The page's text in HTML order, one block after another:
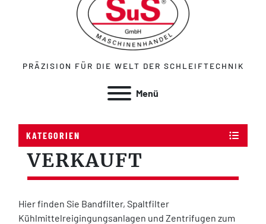
PRÄZISION FÜR DIE WELT DER SCHLEIFTECHNIK
Menü
KATEGORIEN
VERKAUFT
Hier finden Sie Bandfilter, Spaltfilter
Kühlmittelreigingungsanlagen und Zentrifugen zum